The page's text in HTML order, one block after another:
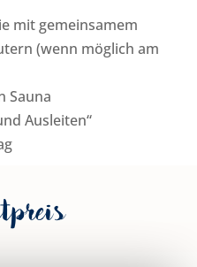
mit gemeinsamem
(wenn möglich am
Sauna
Ausleiten“